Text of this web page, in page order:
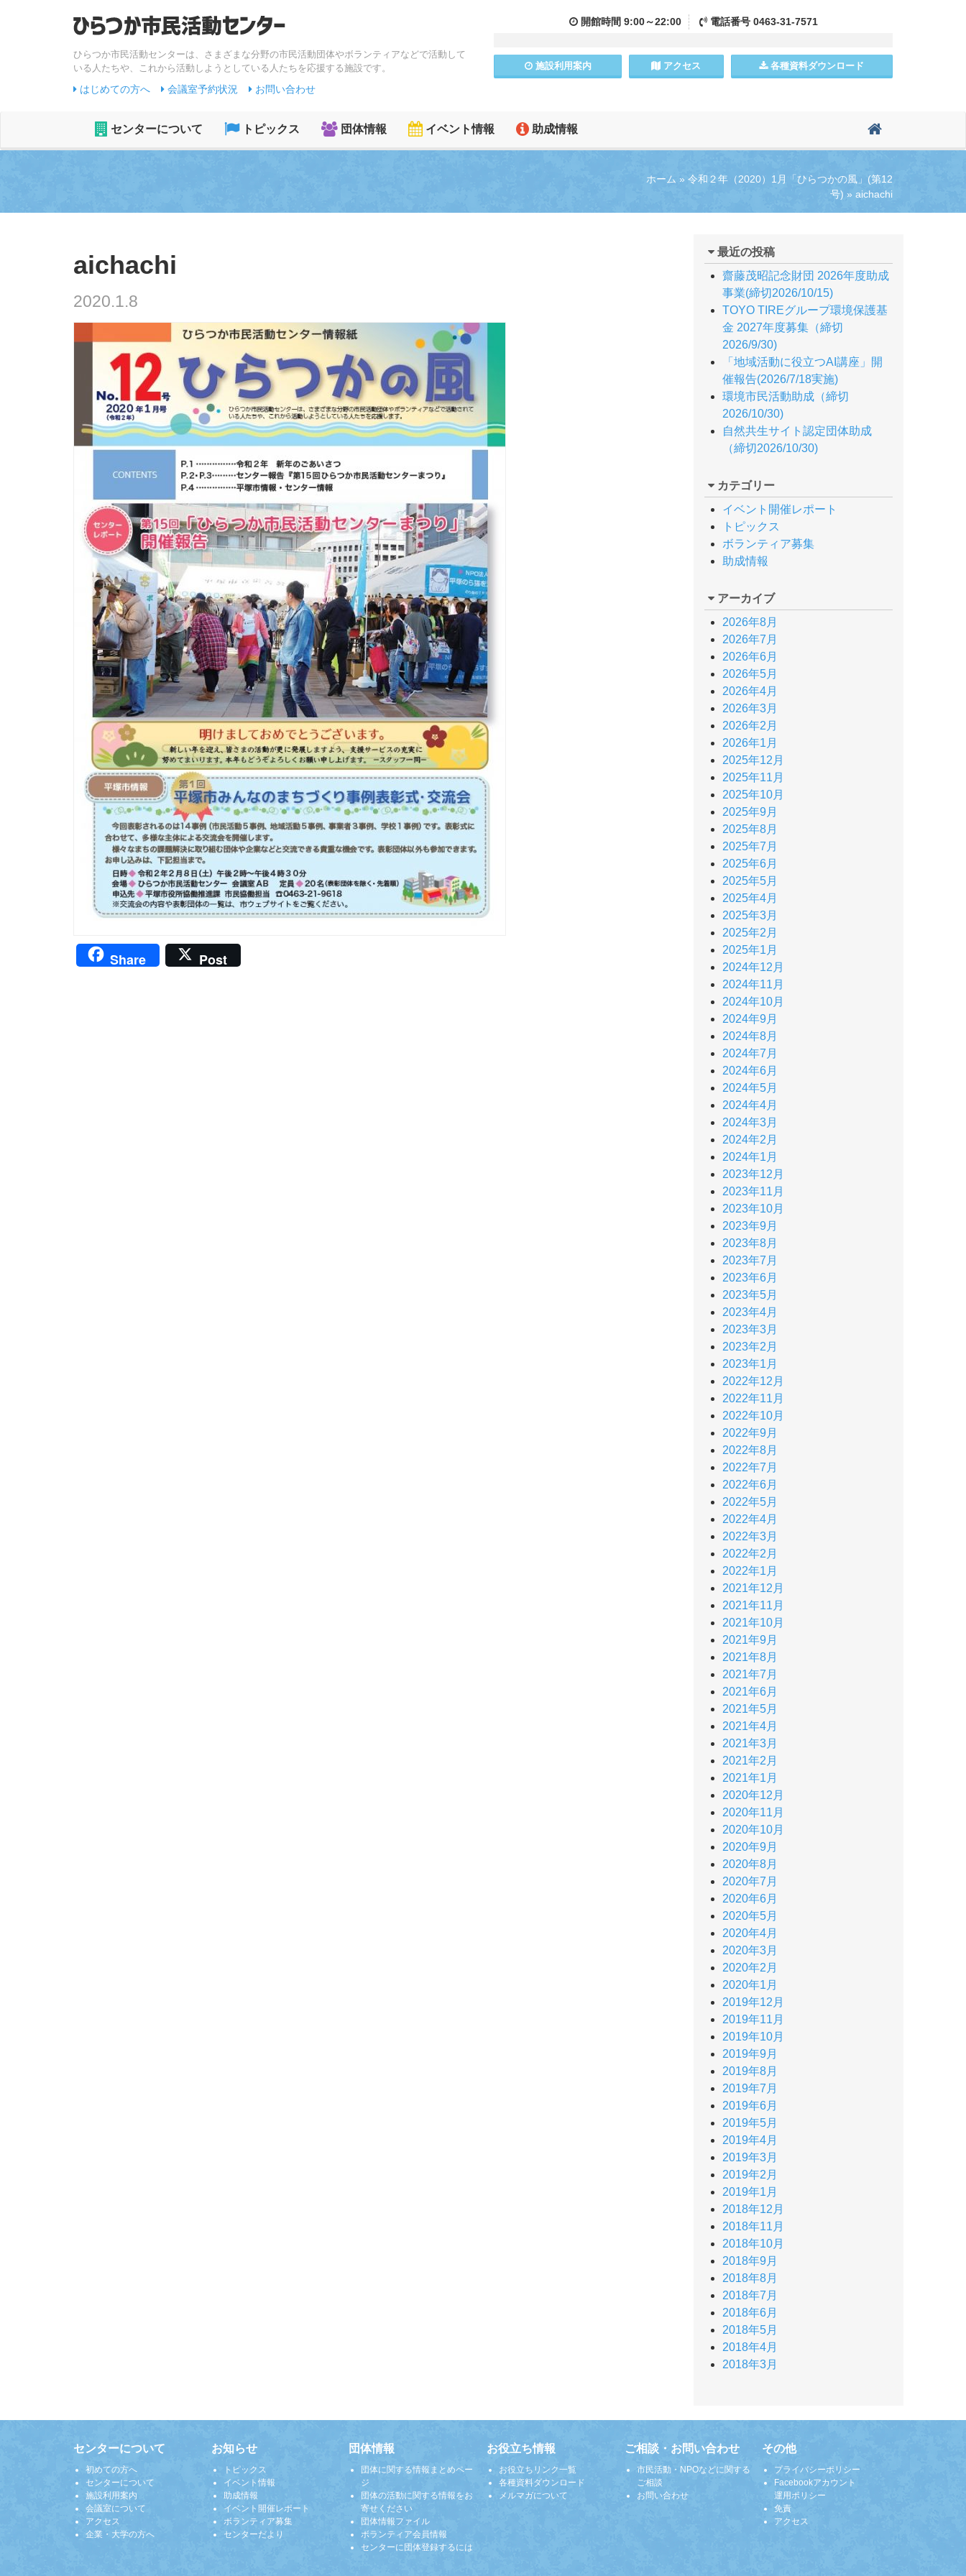
ひらつか市民活動センターは、さまざまな分野の市民活動団体やボランティアなどで活動して
いる人たちや、これから活動しようとしている人たちを応援する施設です。
はじめての方へ 会議室予約状況 お問い合わせ
開館時間 9:00～22:00 電話番号0463-31-7571
施設利用案内 アクセス 各種資料ダウンロード
センターについて トピックス 団体情報 イベント情報 助成情報
ホーム » 令和２年（2020）1月「ひらつかの風」(第12
号) » aichachi
aichachi
2020.1.8
Share Post
最近の投稿
齋藤茂昭記念財団 2026年度助成
事業(締切2026/10/15)
TOYO TIREグループ環境保護基
金 2027年度募集（締切
2026/9/30)
「地域活動に役立つAI講座」開
催報告(2026/7/18実施)
環境市民活動助成（締切
2026/10/30)
自然共生サイト認定団体助成
（締切2026/10/30)
カテゴリー
イベント開催レポート
トピックス
ボランティア募集
助成情報
アーカイブ
2026年8月
2026年7月
2026年6月
2026年5月
2026年4月
2026年3月
2026年2月
2026年1月
2025年12月
2025年11月
2025年10月
2025年9月
2025年8月
2025年7月
2025年6月
2025年5月
2025年4月
2025年3月
2025年2月
2025年1月
2024年12月
2024年11月
2024年10月
2024年9月
2024年8月
2024年7月
2024年6月
2024年5月
2024年4月
2024年3月
2024年2月
2024年1月
2023年12月
2023年11月
2023年10月
2023年9月
2023年8月
2023年7月
2023年6月
2023年5月
2023年4月
2023年3月
2023年2月
2023年1月
2022年12月
2022年11月
2022年10月
2022年9月
2022年8月
2022年7月
2022年6月
2022年5月
2022年4月
2022年3月
2022年2月
2022年1月
2021年12月
2021年11月
2021年10月
2021年9月
2021年8月
2021年7月
2021年6月
2021年5月
2021年4月
2021年3月
2021年2月
2021年1月
2020年12月
2020年11月
2020年10月
2020年9月
2020年8月
2020年7月
2020年6月
2020年5月
2020年4月
2020年3月
2020年2月
2020年1月
2019年12月
2019年11月
2019年10月
2019年9月
2019年8月
2019年7月
2019年6月
2019年5月
2019年4月
2019年3月
2019年2月
2019年1月
2018年12月
2018年11月
2018年10月
2018年9月
2018年8月
2018年7月
2018年6月
2018年5月
2018年4月
2018年3月
センターについて
初めての方へ
センターについて
施設利用案内
会議室について
アクセス
企業・大学の方へ
お知らせ
トピックス
イベント情報
助成情報
イベント開催レポート
ボランティア募集
センターだより
団体情報
団体に関する情報まとめペー
ジ
団体の活動に関する情報をお
寄せください
団体情報ファイル
ボランティア会員情報
センターに団体登録するには
お役立ち情報
お役立ちリンク一覧
各種資料ダウンロード
メルマガについて
ご相談・お問い合わせ
市民活動・NPOなどに関する
ご相談
お問い合わせ
その他
プライバシーポリシー
Facebookアカウント
運用ポリシー
免責
アクセス